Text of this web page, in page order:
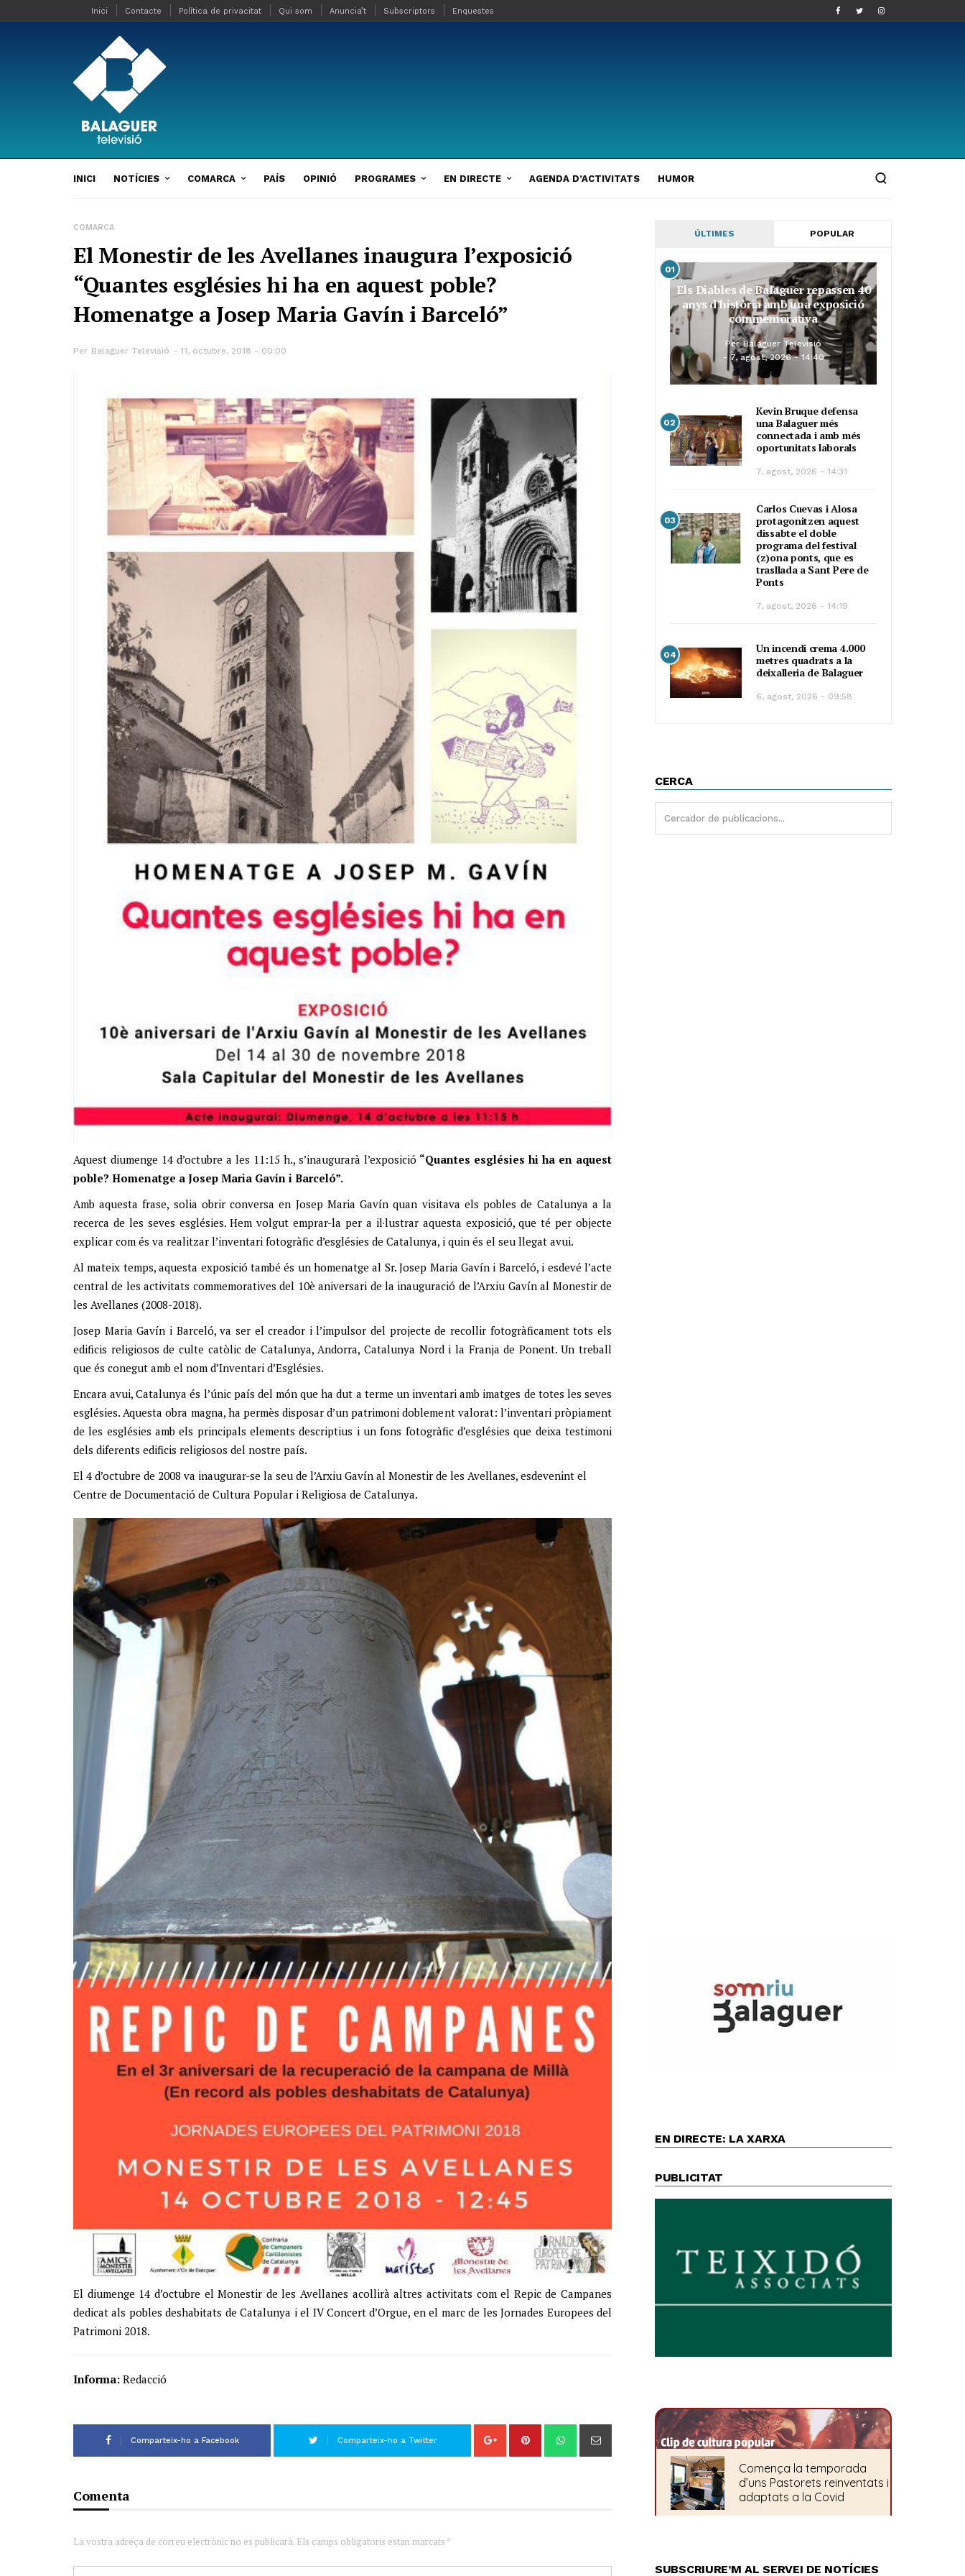
Inici Contacte Política de privacitat Qui som Anuncia’t Subscriptors Enquestes
INICI NOTÍCIES COMARCA PAÍS OPINIÓ PROGRAMES EN DIRECTE AGENDA D’ACTIVITATS HUMOR
COMARCA
El Monestir de les Avellanes inaugura l’exposició
“Quantes esglésies hi ha en aquest poble?
Homenatge a Josep Maria Gavín i Barceló”
Per Balaguer Televisió 11, octubre, 2018 - 00:00
Aquest diumenge 14 d’octubre a les 11:15 h., s’inaugurarà l’exposició “Quantes esglésies hi ha en aquest
poble? Homenatge a Josep Maria Gavín i Barceló”.
Amb aquesta frase, solia obrir conversa en Josep Maria Gavín quan visitava els pobles de Catalunya a la
recerca de les seves esglésies. Hem volgut emprar-la per a il·lustrar aquesta exposició, que té per objecte
explicar com és va realitzar l’inventari fotogràfic d’esglésies de Catalunya, i quin és el seu llegat avui.
Al mateix temps, aquesta exposició també és un homenatge al Sr. Josep Maria Gavín i Barceló, i esdevé l’acte
central de les activitats commemoratives del 10è aniversari de la inauguració de l’Arxiu Gavín al Monestir de
les Avellanes (2008-2018).
Josep Maria Gavín i Barceló, va ser el creador i l’impulsor del projecte de recollir fotogràficament tots els
edificis religiosos de culte catòlic de Catalunya, Andorra, Catalunya Nord i la Franja de Ponent. Un treball
que és conegut amb el nom d’Inventari d’Esglésies.
Encara avui, Catalunya és l’únic país del món que ha dut a terme un inventari amb imatges de totes les seves
esglésies. Aquesta obra magna, ha permès disposar d’un patrimoni doblement valorat: l’inventari pròpiament
de les esglésies amb els principals elements descriptius i un fons fotogràfic d’esglésies que deixa testimoni
dels diferents edificis religiosos del nostre país.
El 4 d’octubre de 2008 va inaugurar-se la seu de l’Arxiu Gavín al Monestir de les Avellanes, esdevenint el
Centre de Documentació de Cultura Popular i Religiosa de Catalunya.
El diumenge 14 d’octubre el Monestir de les Avellanes acollirà altres activitats com el Repic de Campanes
dedicat als pobles deshabitats de Catalunya i el IV Concert d’Orgue, en el marc de les Jornades Europees del
Patrimoni 2018.
Informa: Redacció
Comparteix-ho a Facebook Comparteix-ho a Twitter
Comenta
La vostra adreça de correu electrònic no es publicarà. Els camps obligatoris estan marcats *
ÚLTIMES POPULAR
01
Els Diables de Balaguer repassen 40
anys d’història amb una exposició
commemorativa
Per Balaguer Televisió
7, agost, 2026 - 14:40
02
Kevin Bruque defensa
una Balaguer més
connectada i amb més
oportunitats laborals
7, agost, 2026 - 14:31
03
Carlos Cuevas i Alosa
protagonitzen aquest
dissabte el doble
programa del festival
(z)ona ponts, que es
trasllada a Sant Pere de
Ponts
7, agost, 2026 - 14:19
04
Un incendi crema 4.000
metres quadrats a la
deixalleria de Balaguer
6, agost, 2026 - 09:58
CERCA
EN DIRECTE: LA XARXA
PUBLICITAT
SUBSCRIURE’M AL SERVEI DE NOTÍCIES